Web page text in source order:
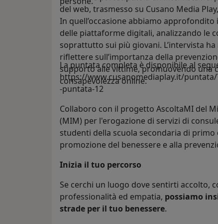
del web, trasmesso su Cusano Media
In quell’occasione abbiamo
delle piattaforme digitali, analizzando le
soprattutto sui più giovani. L’intervista
riflettere sull’importanza della
supporto alle vittime, promuovendo una
consapevolezza online.
La puntata completa è disponibile al
https://www.cusanomediaplay.it/
-puntata-12
Collaboro con il progetto AscoltaMI del
(MIM) per l'erogazione di servizi di
studenti della scuola secondaria di
promozione del benessere e alla
Inizia il tuo percorso
Se cerchi un luogo dove sentirti accolto,
professionalità ed empatia, possiamo
strade per il tuo benessere.